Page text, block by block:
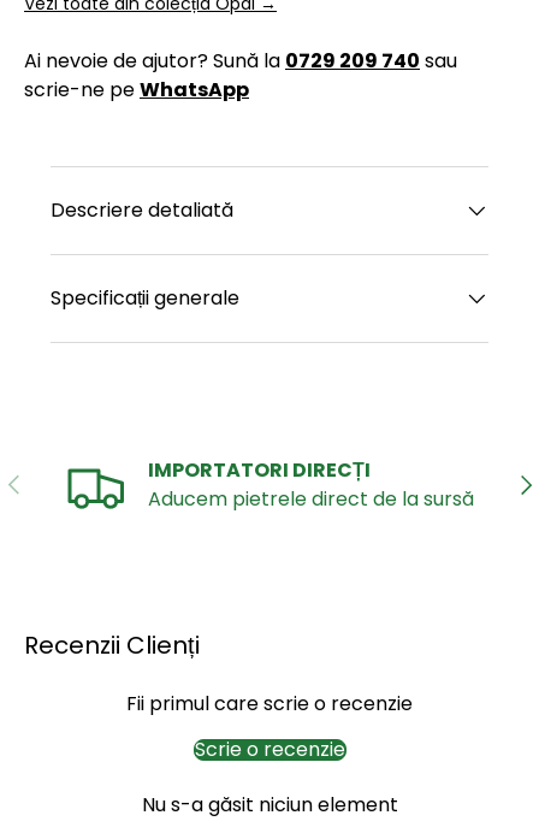
Ai nevoie de ajutor? Sună la 0729 209 740 sau
scrie-ne peWhatsApp
Descriere detaliată
Specificații generale
ANTERIOR
IMPORTATORI DIRECȚI
Aducem pietrele direct de la sursă
Recenzii Clienți
Fii primul care scrie o recenzie
Scrie o recenzie
Nu s-a găsit niciun element